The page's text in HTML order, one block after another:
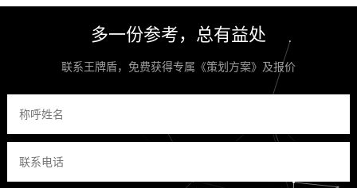
多一份参考，总有益处
联系王牌盾，免费获得专属《策划方案》及报价